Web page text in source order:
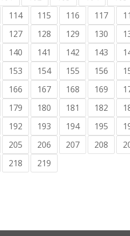
114 115 116 117
127 128 129 130
140 141 142 143
153 154 155 156
166 167 168 169
179 180 181 182
192 193 194 195
205 206 207 208
218 219